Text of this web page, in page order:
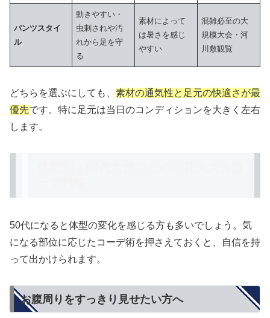
パンツスタイ
ル
動きやすい・
虫刺されや汚
れから足を守
る
素材によって
は暑さを感じ
やすい
混雑必至の大
規模大会・河
川敷観覧
どちらを選ぶにしても、 素材の通気性と足元の快適さが最
優先です。特に足元は当日のコンディションを大きく左右
します。
50代になると体型の変化を感じる方も多いでしょう。気
になる部位に応じたコーデ術を押さえておくと、自信を持
って出かけられます。
お腹周りをすっきり見せたい方へ